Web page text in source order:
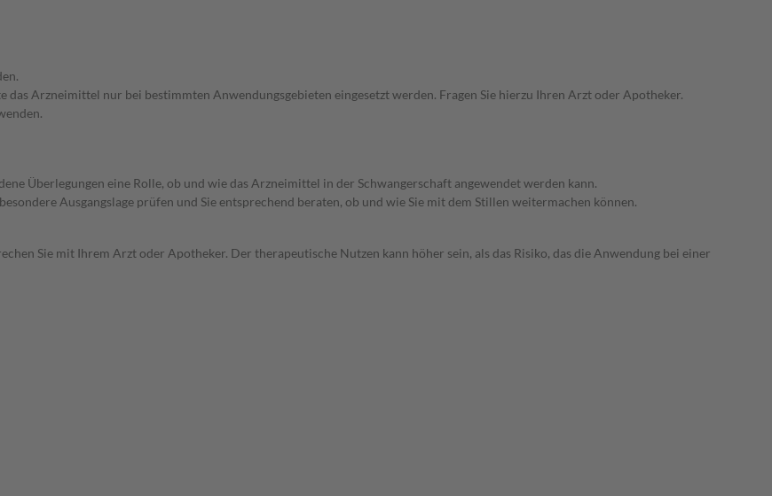
Arzneimittel nur bei bestimmten Anwendungsgebieten eingesetzt werden. Fragen Sie hierzu Ihren Arzt oder Apotheker.
Überlegungen eine Rolle, ob und wie das Arzneimittel in der Schwangerschaft angewendet werden kann.
Ausgangslage prüfen und Sie entsprechend beraten, ob und wie Sie mit dem Stillen weitermachen können.
Sie mit Ihrem Arzt oder Apotheker. Der therapeutische Nutzen kann höher sein, als das Risiko, das die Anwendung bei einer